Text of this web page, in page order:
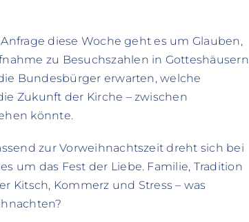
diese Woche geht es um Glauben,
zu Besuchszahlen in Gotteshäusern
Bundesbürger erwarten, welche
Zukunft der Kirche – zwischen
könnte.
zur Vorweihnachtszeit dreht sich bei
um das Fest der Liebe. Familie, Tradition
Kitsch, Kommerz und Stress – was